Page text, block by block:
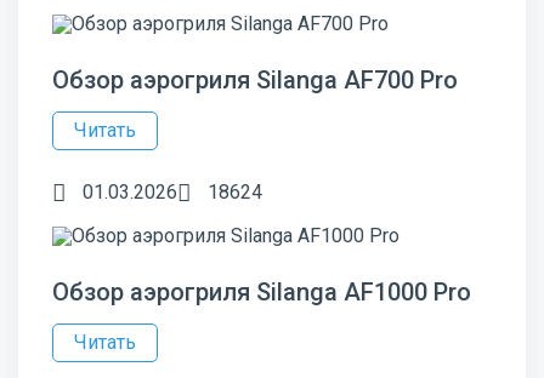
Обзор аэрогриля Silanga AF700 Pro
Читать
01.03.2026 18624
Обзор аэрогриля Silanga AF1000 Pro
Читать